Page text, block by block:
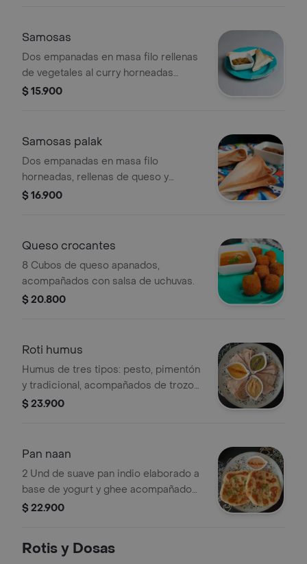
Samosas
Dos empanadas en masa filo rellenas
de vegetales al curry horneadas
acompañadas de chutney de mango
$ 15.900
Samosas palak
Dos empanadas en masa filo
horneadas, rellenas de queso y
espinaca al curry, acompañadas de
$ 16.900
Queso crocantes
8 Cubos de queso apanados,
acompañados con salsa de uchuvas.
$ 20.800
Roti humus
Humus de tres tipos: pesto, pimentón
y tradicional, acompañados de trozos
de roti tostados
$ 23.900
Pan naan
2 Und de suave pan indio elaborado a
base de yogurt y ghee acompañado
de salsa de maní picante
$ 22.900
Rotis y Dosas